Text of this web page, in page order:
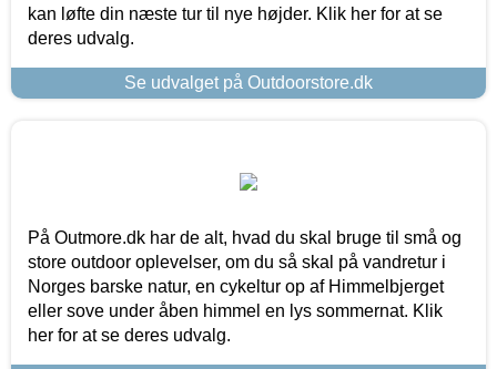
kan løfte din næste tur til nye højder. Klik her for at se
deres udvalg.
Se udvalget på Outdoorstore.dk
På Outmore.dk har de alt, hvad du skal bruge til små og
store outdoor oplevelser, om du så skal på vandretur i
Norges barske natur, en cykeltur op af Himmelbjerget
eller sove under åben himmel en lys sommernat. Klik
her for at se deres udvalg.